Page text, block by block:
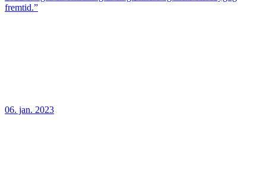
fremtid.”
06. jan. 2023